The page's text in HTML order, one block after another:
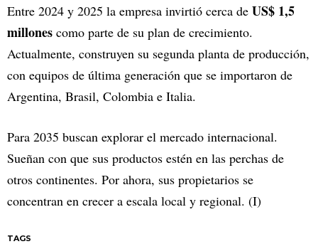
Entre 2024 y 2025 la empresa invirtió cerca de US$ 1,5
millones como parte de su plan de crecimiento.
Actualmente, construyen su segunda planta de producción,
con equipos de última generación que se importaron de
Argentina, Brasil, Colombia e Italia.
Para 2035 buscan explorar el mercado internacional.
Sueñan con que sus productos estén en las perchas de
otros continentes. Por ahora, sus propietarios se
concentran en crecer a escala local y regional. (I)
TAGS